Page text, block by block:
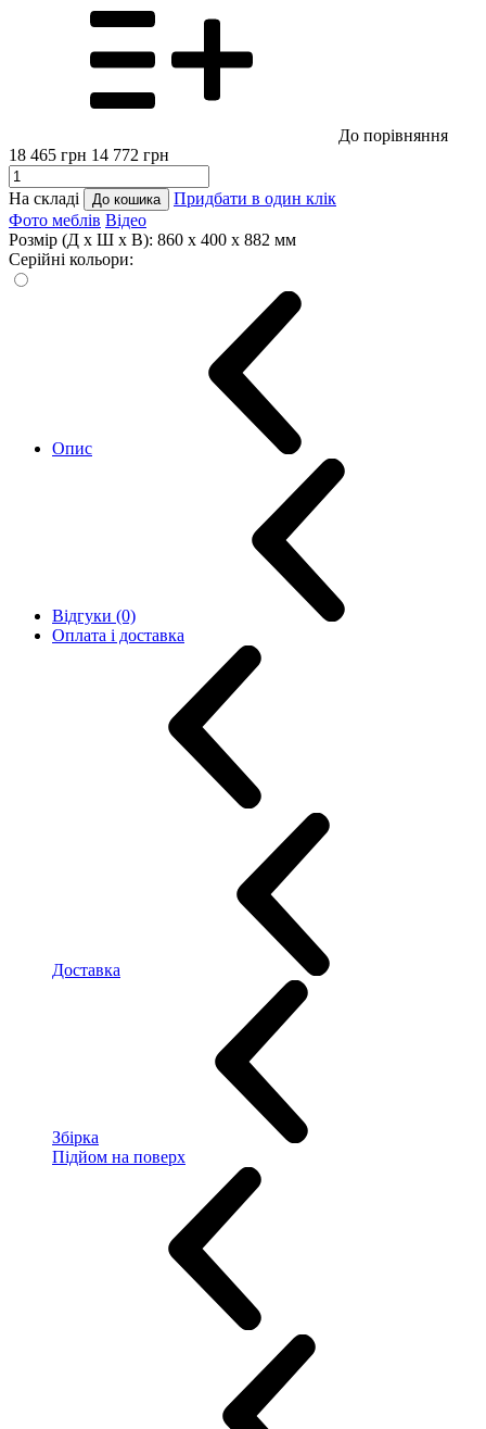
До порівняння
18 465 грн 14 772 грн
На складі До кошика
Придбати в один клік
Фото меблів Відео
Розмір (Д x Ш x В): 860 x 400 x 882 мм
Серійні кольори:
Опис
Відгуки (0)
Оплата і доставка
Доставка
Збірка
Підйом на поверх